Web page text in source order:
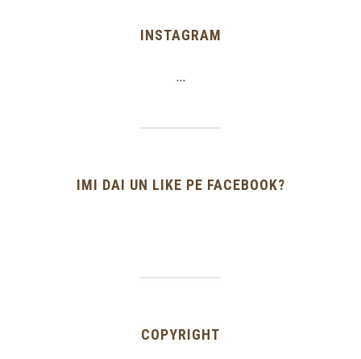
INSTAGRAM
…
IMI DAI UN LIKE PE FACEBOOK?
COPYRIGHT